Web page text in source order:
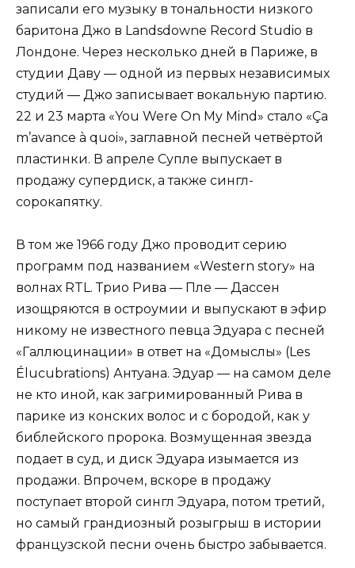
записали его музыку в тональности низкого
баритона Джо в Landsdowne Record Studio в
Лондоне. Через несколько дней в Париже, в
студии Даву — одной из первых независимых
студий — Джо записывает вокальную партию.
22 и 23 марта «You Were On My Mind» стало «Ça
m’avance à quoi», заглавной песней четвёртой
пластинки. В апреле Супле выпускает в
продажу супердиск, а также сингл-
сорокапятку.
В том же 1966 году Джо проводит серию
программ под названием «Western story» на
волнах RTL. Трио Рива — Пле — Дассен
изощряются в остроумии и выпускают в эфир
никому не известного певца Эдуара с песней
«Галлюцинации» в ответ на «Домыслы» (Les
Élucubrations) Антуана. Эдуар — на самом деле
не кто иной, как загримированный Рива в
парике из конских волос и с бородой, как у
библейского пророка. Возмущенная звезда
подает в суд, и диск Эдуара изымается из
продажи. Впрочем, вскоре в продажу
поступает второй сингл Эдуара, потом третий,
но самый грандиозный розыгрыш в истории
французской песни очень быстро забывается.